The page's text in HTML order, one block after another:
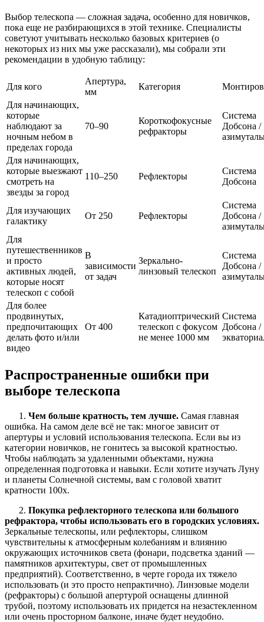
Выбор телескопа — сложная задача, особенно для новичков,
пока еще не разбирающихся в этой технике. Специалисты
советуют учитывать несколько базовых критериев (о
некоторых из них мы уже рассказали), мы собрали эти
рекомендации в удобную таблицу:
Для кого
Апертура,
мм
Категория
Для начинающих,
которые
наблюдают за
ночным небом в
пределах города
70–90
Короткофокусные
рефракторы
Система
Добсона /
Для начинающих,
которые выезжают
смотреть на
звезды за город
110–250 Рефлекторы
Система
Добсона
Для изучающих
галактику
От 250 Рефлекторы
Система
Добсона /
Для
путешественников
и просто
активных людей,
которые носят
телескоп с собой
В
зависимости
от задач
Зеркально-
линзовый телескоп
Система
Добсона /
Для более
продвинутых,
предпочитающих
делать фото и/или
видео
От 400
Катадиоптрический
телескоп с фокусом
не менее 1000 мм
Система
Добсона /
Распространенные ошибки при
выборе телескопа
1. Чем больше кратность, тем лучше. Самая главная
ошибка. На самом деле всё не так: многое зависит от
апертуры и условий использования телескопа. Если вы из
категории новичков, не гонитесь за высокой кратностью.
Чтобы наблюдать за удаленными объектами, нужна
определенная подготовка и навыки. Если хотите изучать Луну
и планеты Солнечной системы, вам с головой хватит
кратности 100х.
2. Покупка рефлекторного телескопа или большого
рефрактора, чтобы использовать его в городских условиях.
Зеркальные телескопы, или рефлекторы, слишком
чувствительны к атмосферным колебаниям и влиянию
окружающих источников света (фонари, подсветка зданий —
памятников архитектуры, свет от промышленных
предприятий). Соответственно, в черте города их тяжело
использовать (и это просто непрактично). Линзовые модели
(рефракторы) с большой апертурой оснащены длинной
трубой, поэтому использовать их придется на незастекленном
или очень просторном балконе, иначе будет неудобно.